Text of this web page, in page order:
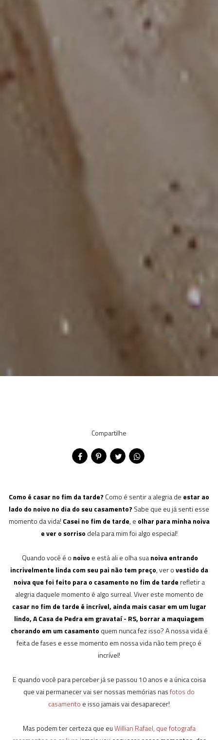
Compartilhe
Como é casar no fim da tarde? Como é sentir a alegria de estar ao
lado do noivo no dia do seu casamento? Sabe que eu já senti esse
momento da vida! Casei no fim de tarde, e olhar para minha noiva
e ver o sorriso dela para mim foi algo especial!
Quando você é o noivo e está ali e olha suanoiva entrando
incrivelmente linda com seu pai não tem preço, ver ovestido da
noiva que foi feito para o casamento no fim de tarde refletir a
alegria daquele momento é algo surreal. Viver este momento de
casar no fim de tarde é incrível, ainda mais casar em um lugar
lindo, A Casa de Pedra em gravataí - RS, borrar a maquiagem
chorando em um casamento quem nunca fez isso? A nossa vida é
feita de fases e esse momento em nossa vida não tem preço é
incrível!
E quando você para perceber já se passou 10 anos e a única coisa
que vai permanecer vai ser nossas memórias nasfotos do
casamento e isso jamais vai desaparecer!
Mas podem ter certeza que euWillian Rafael, que fotografa